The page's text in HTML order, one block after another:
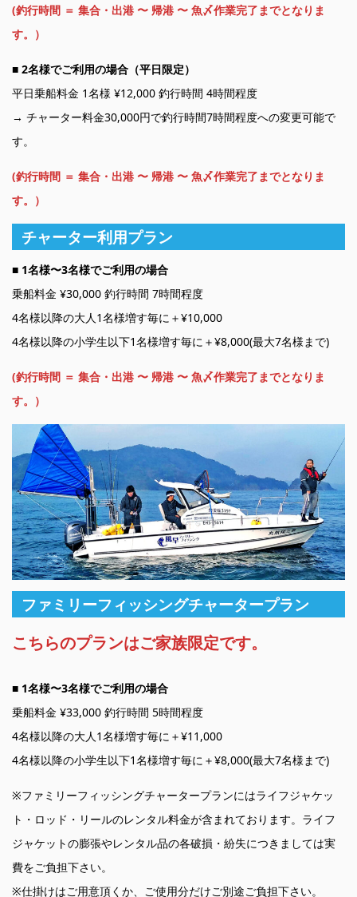
(釣行時間 ＝ 集合・出港 〜 帰港 〜 魚〆作業完了までとなりま
す。）
■ 2名様でご利用の場合（平日限定）
平日乗船料金 1名様 ¥12,000 釣行時間 4時間程度
→ チャーター料金30,000円で釣行時間7時間程度への変更可能で
す。
(釣行時間 ＝ 集合・出港 〜 帰港 〜 魚〆作業完了までとなりま
す。）
チャーター利用プラン
■ 1名様〜3名様でご利用の場合
乗船料金 ¥30,000 釣行時間 7時間程度
4名様以降の大人1名様増す毎に＋¥10,000
4名様以降の小学生以下1名様増す毎に＋¥8,000(最大7名様まで)
(釣行時間 ＝ 集合・出港 〜 帰港 〜 魚〆作業完了までとなりま
す。）
ファミリーフィッシングチャータープラン
こちらのプランはご家族限定です。
■ 1名様〜3名様でご利用の場合
乗船料金 ¥33,000 釣行時間 5時間程度
4名様以降の大人1名様増す毎に＋¥11,000
4名様以降の小学生以下1名様増す毎に＋¥8,000(最大7名様まで)
※ファミリーフィッシングチャータープランにはライフジャケッ
ト・ロッド・リールのレンタル料金が含まれております。ライフ
ジャケットの膨張やレンタル品の各破損・紛失につきましては実
費をご負担下さい。
※仕掛けはご用意頂くか、ご使用分だけご別途ご負担下さい。